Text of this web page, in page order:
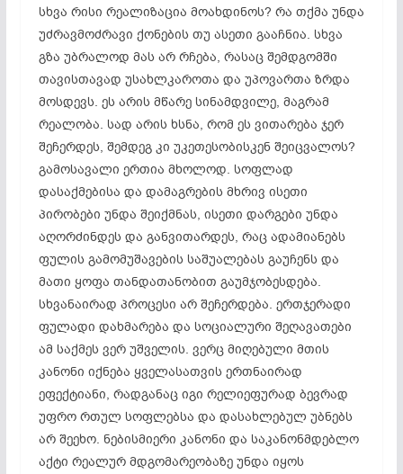
სხვა რისი რეალიზაცია მოახდინოს? რა თქმა უნდა
უძრავმოძრავი ქონების თუ ასეთი გააჩნია. სხვა
გზა უბრალოდ მას არ რჩება, რასაც შემდგომში
თავისთავად უსახლკაროთა და უპოვართა ზრდა
მოსდევს. ეს არის მწარე სინამდვილე, მაგრამ
რეალობა. სად არის ხსნა, რომ ეს ვითარება ჯერ
შეჩერდეს, შემდეგ კი უკეთესობისკენ შეიცვალოს?
გამოსავალი ერთია მხოლოდ. სოფლად
დასაქმებისა და დამაგრების მხრივ ისეთი
პირობები უნდა შეიქმნას, ისეთი დარგები უნდა
აღორძინდეს და განვითარდეს, რაც ადამიანებს
ფულის გამომუშავების საშუალებას გაუჩენს და
მათი ყოფა თანდათანობით გაუმჯობესდება.
სხვანაირად პროცესი არ შეჩერდება. ერთჯერადი
ფულადი დახმარება და სოციალური შეღავათები
ამ საქმეს ვერ უშველის. ვერც მიღებული მთის
კანონი იქნება ყველასათვის ერთნაირად
ეფექტიანი, რადგანაც იგი რელიეფურად ბევრად
უფრო რთულ სოფლებსა და დასახლებულ უბნებს
არ შეეხო. ნებისმიერი კანონი და საკანონმდებლო
აქტი რეალურ მდგომარეობაზე უნდა იყოს